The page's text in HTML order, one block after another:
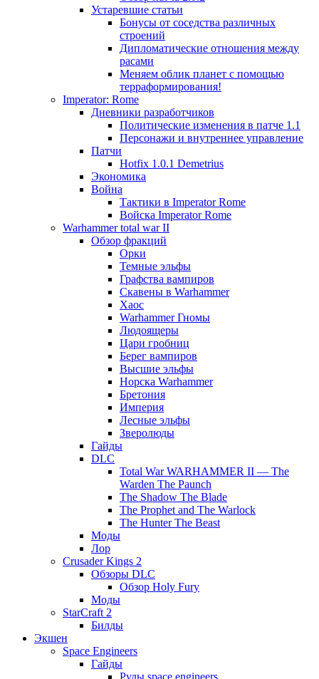
Устаревшие статьи
Бонусы от соседства различных
строений
Дипломатические отношения между
расами
Меняем облик планет с помощью
терраформирования!
Imperator: Rome
Дневники разработчиков
Политические изменения в патче 1.1
Персонажи и внутреннее управление
Патчи
Hotfix 1.0.1 Demetrius
Экономика
Война
Тактики в Imperator Rome
Войска Imperator Rome
Warhammer total war II
Обзор фракций
Орки
Темные эльфы
Графства вампиров
Cкавены в Warhammer
Хаос
Warhammer Гномы
Людоящеры
Цари гробниц
Берег вампиров
Высшие эльфы
Норска Warhammer
Бретония
Империя
Лесные эльфы
Зверолюды
Гайды
DLC
Total War WARHAMMER II — The
Warden The Paunch
The Shadow The Blade
The Prophet and The Warlock
The Hunter The Beast
Моды
Лор
Crusader Kings 2
Обзоры DLC
Обзор Holy Fury
Моды
StarCraft 2
Билды
Экшен
Space Engineers
Гайды
Руды space engineers